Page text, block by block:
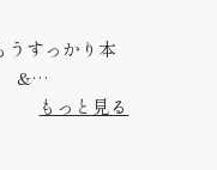
すっかり本
&…
もっと見る